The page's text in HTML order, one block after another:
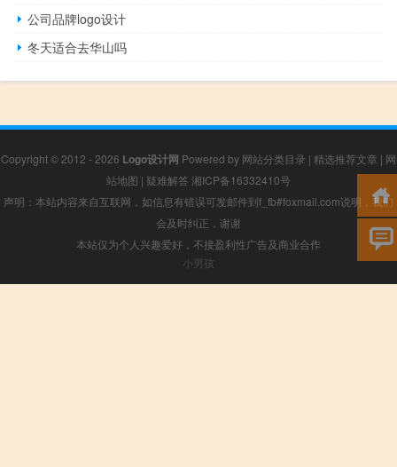
公司品牌logo设计
冬天适合去华山吗
Copyright © 2012 - 2026 Logo设计网 Powered by 网站分类目录 | 精选推荐文章 | 网
站地图 | 疑难解答 湘ICP备16332410号
声明：本站内容来自互联网，如信息有错误可发邮件到f_fb#foxmail.com说明，我们
会及时纠正，谢谢
本站仅为个人兴趣爱好，不接盈利性广告及商业合作
小男孩